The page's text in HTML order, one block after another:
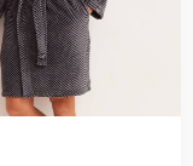
Tato známka
textilní
které byly